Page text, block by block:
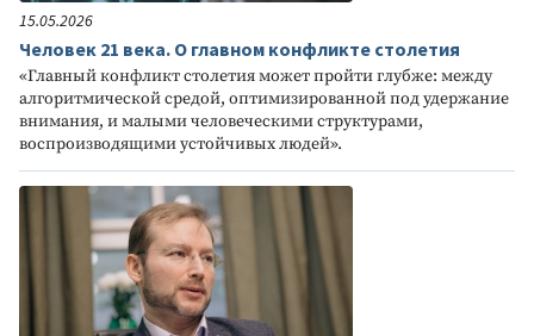
15.05.2026
Человек 21 века. О главном конфликте столетия
«Главный конфликт столетия может пройти глубже: между
алгоритмической средой, оптимизированной под удержание
внимания, и малыми человеческими структурами,
воспроизводящими устойчивых людей».